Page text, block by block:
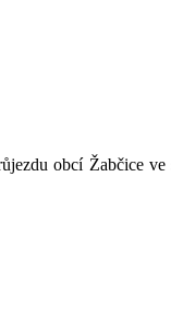
obcí Žabčice